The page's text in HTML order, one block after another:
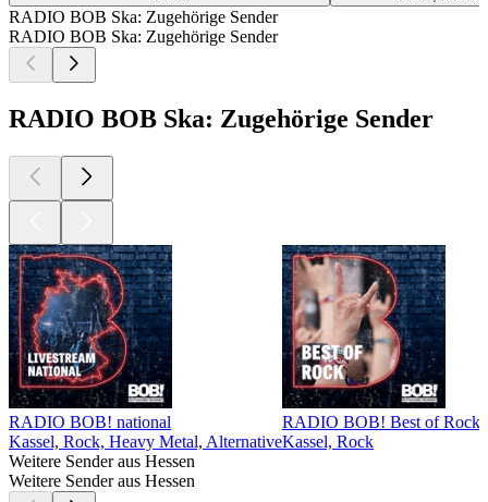
RADIO BOB Ska: Zugehörige Sender
RADIO BOB Ska: Zugehörige Sender
RADIO BOB Ska: Zugehörige Sender
RADIO BOB! national
Kassel, Rock, Heavy Metal, Alternative
RADIO BOB! Best of Rock
Kassel, Rock
Weitere Sender aus Hessen
Weitere Sender aus Hessen